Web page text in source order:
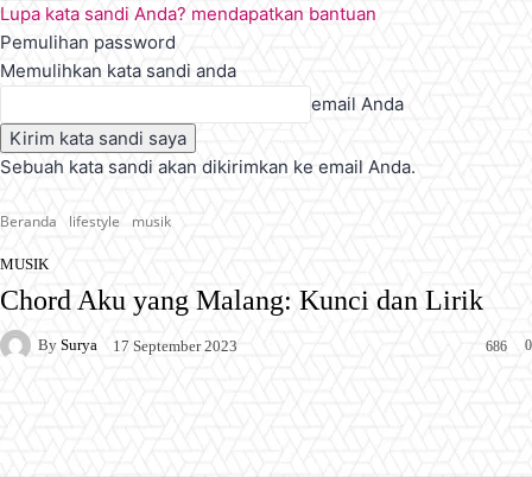
Lupa kata sandi Anda? mendapatkan bantuan
Pemulihan password
Memulihkan kata sandi anda
email Anda
Sebuah kata sandi akan dikirimkan ke email Anda.
Beranda lifestyle musik
MUSIK
Chord Aku yang Malang: Kunci dan Lirik
By Surya 17 September 2023 0
686